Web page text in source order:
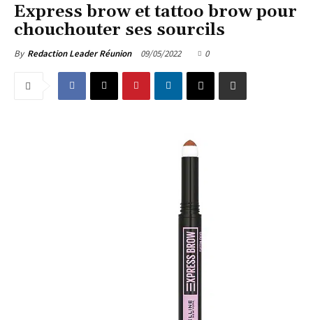
Express brow et tattoo brow pour
chouchouter ses sourcils
By Redaction Leader Réunion 09/05/2022 0